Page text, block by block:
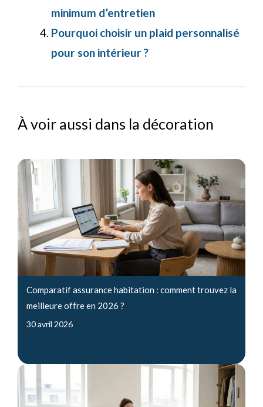
minimum d’entretien
Pourquoi choisir un plaid personnalisé
pour son intérieur ?
À voir aussi dans la décoration
Comparatif assurance habitation : comment trouvez la
meilleure offre en 2026 ?
30 avril 2026